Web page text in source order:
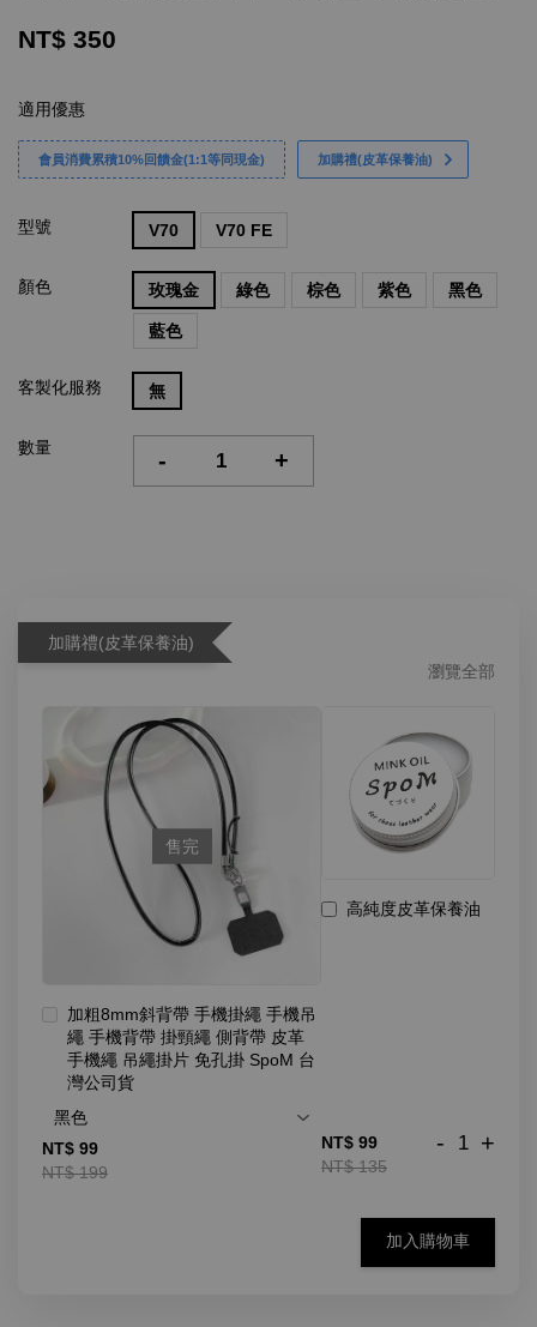
NT$ 350
適用優惠
會員消費累積10%回饋金(1:1等同現金) 加購禮(皮革保養油)
型號 V70 V70 FE
顏色 玫瑰金 綠色 棕色 紫色 黑色
藍色
客製化服務 無
數量 - +
加購禮(皮革保養油)
瀏覽全部
售完
加粗8mm斜背帶 手機掛繩 手機吊
繩 手機背帶 掛頸繩 側背帶 皮革
手機繩 吊繩掛片 免孔掛 SpoM 台
灣公司貨
NT$ 99
NT$ 199
高純度皮革保養油
NT$ 99
NT$ 135
- +
加入購物車